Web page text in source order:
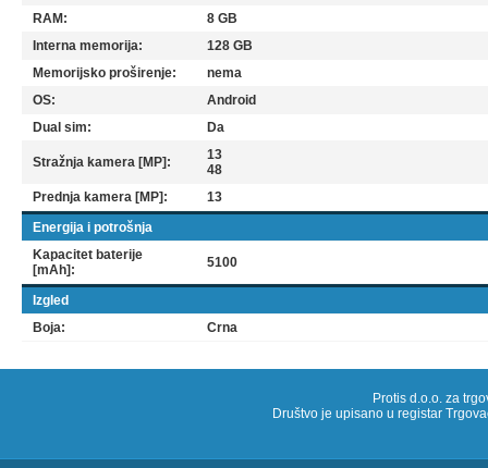
RAM:
8 GB
Interna memorija:
128 GB
Memorijsko proširenje:
nema
OS:
Android
Dual sim:
Da
Stražnja kamera [MP]:
13
48
Prednja kamera [MP]:
13
Energija i potrošnja
Kapacitet baterije
[mAh]:
5100
Izgled
Boja:
Crna
Protis d.o.o. za
Društvo je upisano u registar